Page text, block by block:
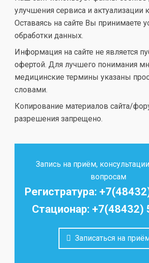
улучшения сервиса и актуализации
Оставаясь на сайте Вы принимаете
обработки данных.
Информация на сайте не является
офертой. Для лучшего понимания
медицинские термины указаны
словами.
Копирование материалов сайта/
разрешения запрещено.
Запись на приём,
вопросам
Регистратура:
Стационар: +7(48432)
Записаться на